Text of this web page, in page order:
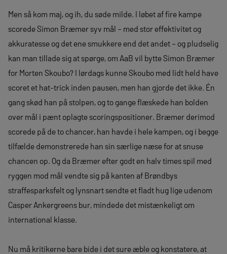
Men så kom maj, og ih, du søde milde. I løbet af fire kampe
scorede Simon Bræmer syv mål – med stor effektivitet og
akkuratesse og det ene smukkere end det andet – og pludselig
kan man tillade sig at spørge, om AaB vil bytte Simon Bræmer
for Morten Skoubo? I lørdags kunne Skoubo med lidt held have
scoret et hat-trick inden pausen, men han gjorde det ikke. Én
gang skød han på stolpen, og to gange flæskede han bolden
over mål i pænt oplagte scoringspositioner. Bræmer derimod
scorede på de to chancer, han havde i hele kampen, og i begge
tilfælde demonstrerede han sin særlige næse for at snuse
chancen op. Og da Bræmer efter godt en halv times spil med
ryggen mod mål vendte sig på kanten af Brøndbys
straffesparksfelt og lynsnart sendte et fladt hug lige udenom
Casper Ankergreens bur, mindede det mistænkeligt om
international klasse.
Nu må kritikerne bare bide i det sure æble og konstatere, at